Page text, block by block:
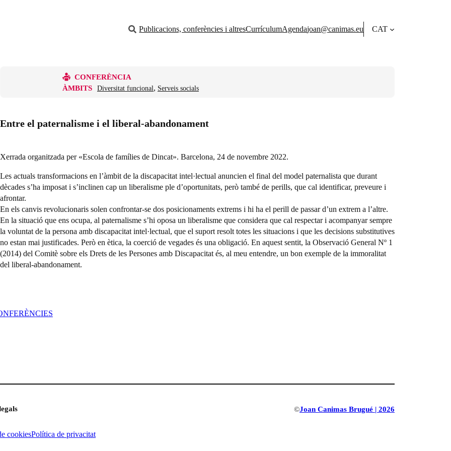
Publicacions, conferències i altresCurrículumAgendajoan@canimas.eu CAT
CONFERÈNCIA
ÀMBITS
Diversitat funcional, Serveis socials
Entre el paternalisme i el liberal-abandonament
Xerrada organitzada per «Escola de famílies de Dincat». Barcelona, 24 de novembre 2022.
Les actuals transformacions en l’àmbit de la discapacitat intel·lectual anuncien el final del model paternalista que durant
dècades s’ha imposat i s’inclinen cap un liberalisme ple d’oportunitats, però també de perills, que cal identificar, preveure i
afrontar.
En els canvis revolucionaris solen confrontar-se dos posicionaments extrems i hi ha el perill de passar d’un extrem a l’altre.
En la situació que ens ocupa, al paternalisme s’hi oposa un liberalisme que considera que cal respectar i acompanyar sempre
la voluntat de la persona amb discapacitat intel·lectual, que el suport resolt totes les situacions i que les decisions substitutives
no estan mai justificades. Però en ètica, la coerció de vegades és una obligació. En aquest sentit, la Observació General Nº 1
(2014) del Comitè sobre els Drets de les Persones amb Discapacitat és, al meu entendre, un bon exemple de la immoralitat
del liberal-abandonament.
cookiesPolítica de privacitat
©Joan Canimas Brugué | 2026